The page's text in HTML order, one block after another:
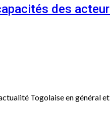
des
Togolaise en général